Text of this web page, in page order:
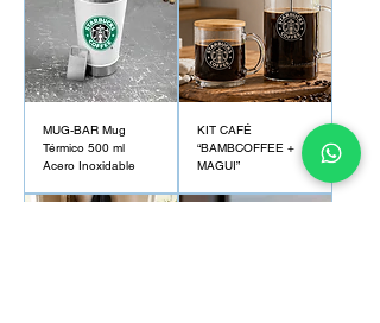
MUG-BAR Mug
Térmico 500 ml
Acero Inoxidable
KIT CAFÉ
“BAMBCOFFEE +
MAGUI”